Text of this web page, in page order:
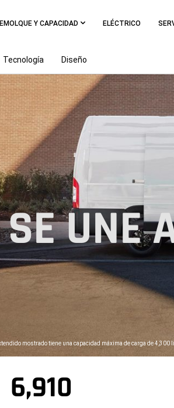
Y CAPACIDAD ELÉCTRICO
Tecnología Diseño
mostrado tiene una capacidad máxima de carga de
UNE
6,910